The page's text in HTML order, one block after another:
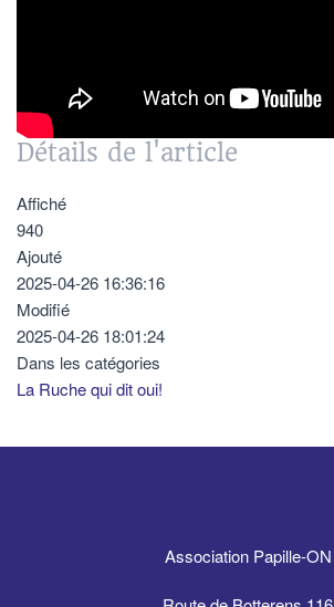
Détails de l'article
Affiché
940
Ajouté
2025-04-26 16:36:16
Modifié
2025-04-26 18:01:24
Dans les catégories
La Ruche qui dit oui!
Association Papille-ON